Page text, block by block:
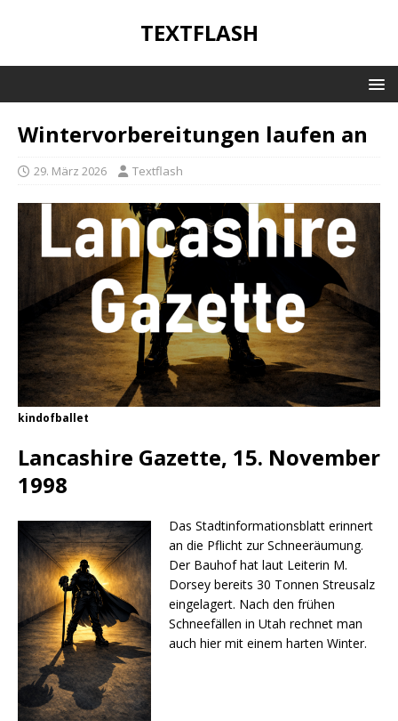
TEXTFLASH
Wintervorbereitungen laufen an
29. März 2026 Textflash
kindofballet
Lancashire Gazette, 15. November
1998
Das Stadtinformationsblatt erinnert
an die Pflicht zur Schneeräumung.
Der Bauhof hat laut Leiterin M.
Dorsey bereits 30 Tonnen Streusalz
eingelagert. Nach den frühen
Schneefällen in Utah rechnet man
auch hier mit einem harten Winter.